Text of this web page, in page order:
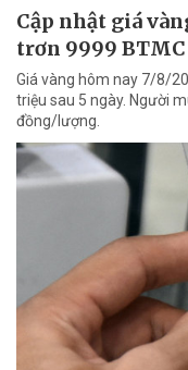
Cập nhật giá
trơn 9999 BTMC
Giá vàng hôm nay 7/8/
triệu sau 5 ngày. Người
đồng/lượng.